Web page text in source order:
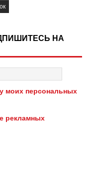
НА
моих персональных
рекламных